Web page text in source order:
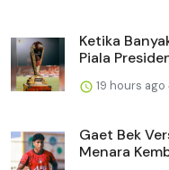
Ketika
Piala
19 hours ago
Gaet Bek
Menara